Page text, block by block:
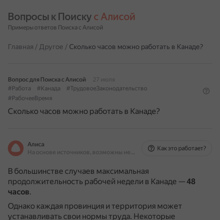
Вопросы к Поиску с Алисой
Примеры ответов Поиска с Алисой
Главная / Другое / Сколько часов можно работать в Канаде?
Вопрос для Поиска с Алисой
27 июля
#Работа
#Канада
#ТрудовоеЗаконодательство
#РабочееВремя
Сколько часов можно работать в Канаде?
Алиса
На основе источников, возможны неточности
Как это работает?
В большинстве случаев максимальная
продолжительность рабочей недели в Канаде —48
часов.
Однако каждая провинция и территория может
устанавливать свои нормы труда. Некоторые